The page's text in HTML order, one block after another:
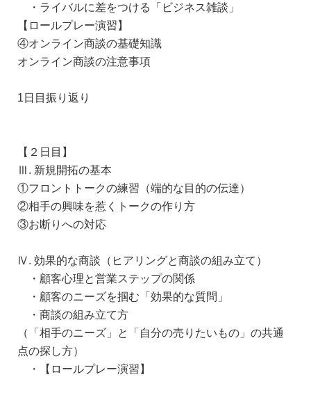
・ライバルに差をつける「ビジネス雑談」
【ロールプレー演習】
④オンライン商談の基礎知識
オンライン商談の注意事項
1日目振り返り
【２日目】
Ⅲ. 新規開拓の基本
①フロントトークの練習（端的な目的の伝達）
②相手の興味を惹くトークの作り方
③お断りへの対応
Ⅳ. 効果的な商談（ヒアリングと商談の組み立て）
・顧客心理と営業ステップの関係
・顧客のニーズを掴む「効果的な質問」
・商談の組み立て方
（「相手のニーズ」と「自分の売りたいもの」の共通
点の探し方）
・【ロールプレー演習】